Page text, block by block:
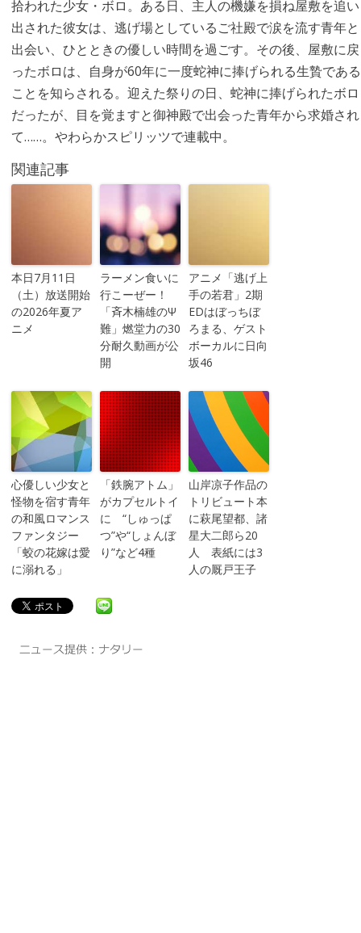
拾われた少女・ボロ。ある日、主人の機嫌を損ね屋敷を追い
出された彼女は、逃げ場としているご社殿で涙を流す青年と
出会い、ひとときの優しい時間を過ごす。その後、屋敷に戻
ったボロは、自身が60年に一度蛇神に捧げられる生贄である
ことを知らされる。迎えた祭りの日、蛇神に捧げられたボロ
だったが、目を覚ますと御神殿で出会った青年から求婚され
て……。やわらかスピリッツで連載中。
関連記事
本日7月11日
（土）放送開始
の2026年夏ア
ニメ
ラーメン食いに
行こーぜー！
「斉木楠雄のΨ
難」燃堂力の30
分耐久動画が公
開
アニメ「逃げ上
手の若君」2期
EDはぼっちぼ
ろまる、ゲスト
ボーカルに日向
坂46
心優しい少女と
怪物を宿す青年
の和風ロマンス
ファンタジー
「蛟の花嫁は愛
に溺れる」
「鉄腕アトム」
がカプセルトイ
に “しゅっぱ
つ”や“しょんぼ
り”など4種
山岸凉子作品の
トリビュート本
に萩尾望都、諸
星大二郎ら20
人 表紙には3
人の厩戸王子